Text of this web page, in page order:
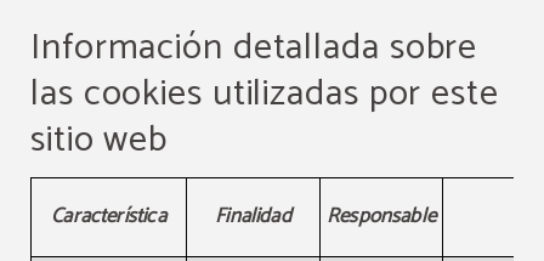
Información detallada sobre
las cookies utilizadas por este
sitio web
Característica Finalidad Responsable